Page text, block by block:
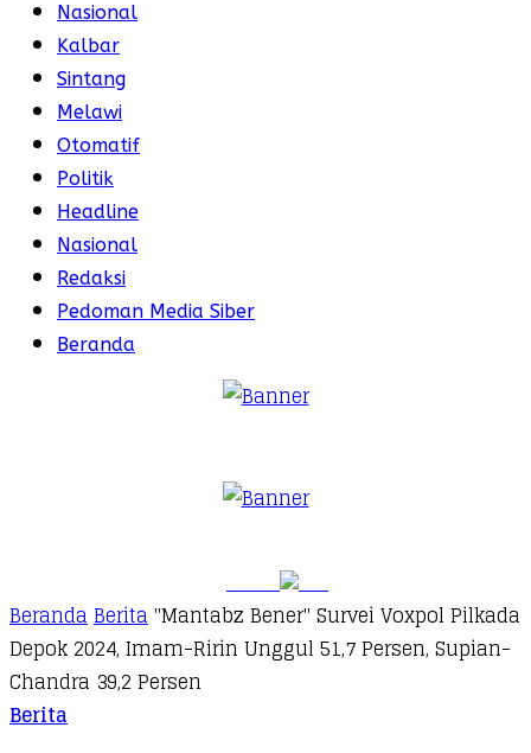
Nasional
Kalbar
Sintang
Melawi
Otomatif
Politik
Headline
Nasional
Redaksi
Pedoman Media Siber
Beranda
BerandaBerita"Mantabz Bener" Survei Voxpol Pilkada
Depok 2024, Imam-Ririn Unggul 51,7 Persen, Supian-
Chandra 39,2 Persen
Berita